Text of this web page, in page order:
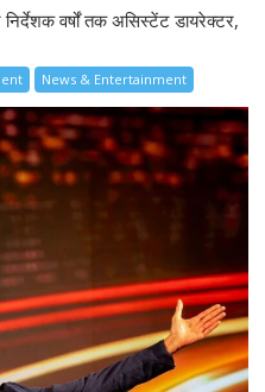
निर्देशक वर्षों तक असिस्टेंट डायरेक्टर,
News & Entertainment